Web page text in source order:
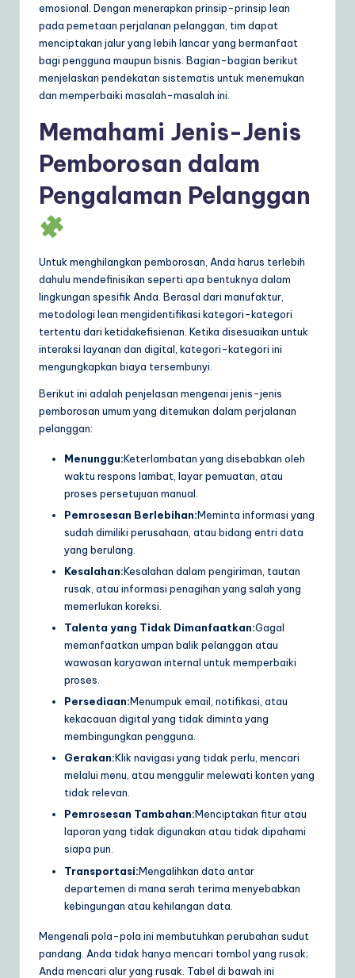
&
S
o
ft
w
o
lu
ti
emosional. Dengan menerapkan prinsip-prinsip lean
pada pemetaan perjalanan pelanggan, tim dapat
menciptakan jalur yang lebih lancar yang bermanfaat
bagi pengguna maupun bisnis. Bagian-bagian berikut
menjelaskan pendekatan sistematis untuk menemukan
dan memperbaiki masalah-masalah ini.
Memahami Jenis-Jenis
Pemborosan dalam
Pengalaman Pelanggan
Untuk menghilangkan pemborosan, Anda harus terlebih
dahulu mendefinisikan seperti apa bentuknya dalam
lingkungan spesifik Anda. Berasal dari manufaktur,
metodologi lean mengidentifikasi kategori-kategori
tertentu dari ketidakefisienan. Ketika disesuaikan untuk
interaksi layanan dan digital, kategori-kategori ini
mengungkapkan biaya tersembunyi.
Berikut ini adalah penjelasan mengenai jenis-jenis
pemborosan umum yang ditemukan dalam perjalanan
pelanggan:
Menunggu:Keterlambatan yang disebabkan oleh
waktu respons lambat, layar pemuatan, atau
proses persetujuan manual.
Pemrosesan Berlebihan:Meminta informasi yang
sudah dimiliki perusahaan, atau bidang entri data
yang berulang.
Kesalahan:Kesalahan dalam pengiriman, tautan
rusak, atau informasi penagihan yang salah yang
memerlukan koreksi.
Talenta yang Tidak Dimanfaatkan:Gagal
memanfaatkan umpan balik pelanggan atau
wawasan karyawan internal untuk memperbaiki
proses.
Persediaan:Menumpuk email, notifikasi, atau
kekacauan digital yang tidak diminta yang
membingungkan pengguna.
Gerakan:Klik navigasi yang tidak perlu, mencari
melalui menu, atau menggulir melewati konten yang
tidak relevan.
Pemrosesan Tambahan:Menciptakan fitur atau
laporan yang tidak digunakan atau tidak dipahami
siapa pun.
Transportasi:Mengalihkan data antar
departemen di mana serah terima menyebabkan
kebingungan atau kehilangan data.
Mengenali pola-pola ini membutuhkan perubahan sudut
pandang. Anda tidak hanya mencari tombol yang rusak;
Anda mencari alur yang rusak. Tabel di bawah ini